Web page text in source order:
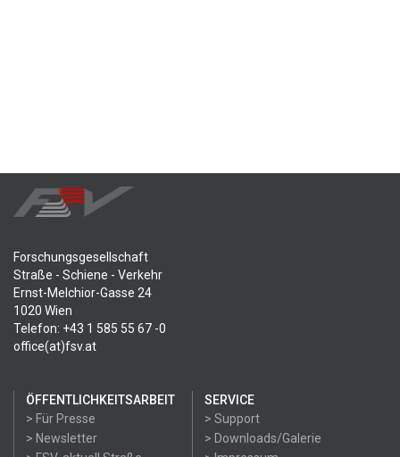
Forschungsgesellschaft
Straße - Schiene - Verkehr
Ernst-Melchior-Gasse 24
1020 Wien
Telefon: +43 1 585 55 67 -0
office(at)fsv.at
ÖFFENTLICHKEITSARBEIT
> Für Presse
> Newsletter
SERVICE
> Support
> Downloads/Galerie